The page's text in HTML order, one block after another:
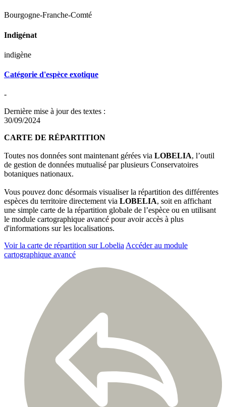
Bourgogne-Franche-Comté
Indigénat
indigène
Catégorie d'espèce exotique
-
Dernière mise à jour des textes :
30/09/2024
CARTE DE RÉPARTITION
Toutes nos données sont maintenant gérées via LOBELIA, l’outil
de gestion de données mutualisé par plusieurs Conservatoires
botaniques nationaux.
Vous pouvez donc désormais visualiser la répartition des différentes
espèces du territoire directement via LOBELIA, soit en affichant
une simple carte de la répartition globale de l’espèce ou en utilisant
le module cartographique avancé pour avoir accès à plus
d'informations sur les localisations.
Voir la carte de répartition sur Lobelia Accéder au module
cartographique avancé